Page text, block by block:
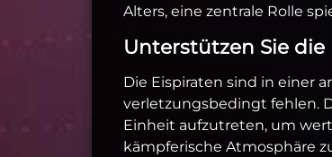
Alters, eine zentrale Rolle
Unterstützen Sie die
Die Eispiraten sind in einer
verletzungsbedingt fehlen.
Einheit aufzutreten, um
kämpferische Atmosphäre